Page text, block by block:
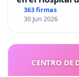
363 firmas
30 Jun 2026
CENTRO DE